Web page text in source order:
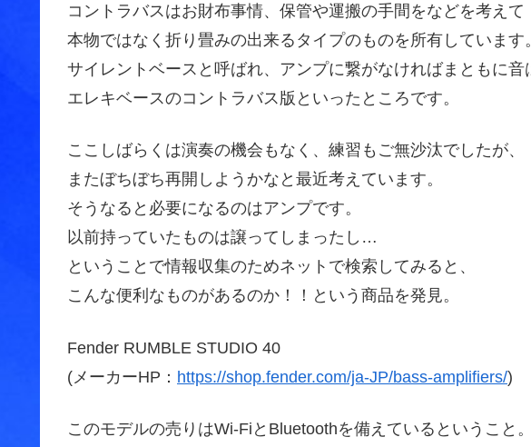
コントラバスはお財布事情、保管や運搬の手間をなどを考えて
本物ではなく折り畳みの出来るタイプのものを所有しています。
サイレントベースと呼ばれ、アンプに繋がなければまともに音
エレキベースのコントラバス版といったところです。
ここしばらくは演奏の機会もなく、練習もご無沙汰でしたが、
またぼちぼち再開しようかなと最近考えています。
そうなると必要になるのはアンプです。
以前持っていたものは譲ってしまったし…
ということで情報収集のためネットで検索してみると、
こんな便利なものがあるのか！！という商品を発見。
Fender RUMBLE STUDIO 40
(メーカーHP： https://shop.fender.com/ja-JP/bass-amplifiers/)
このモデルの売りはWi-FiとBluetoothを備えているということ。